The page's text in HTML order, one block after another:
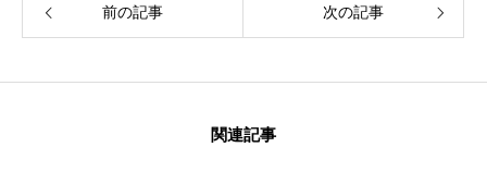
前の記事 次の記事
関連記事